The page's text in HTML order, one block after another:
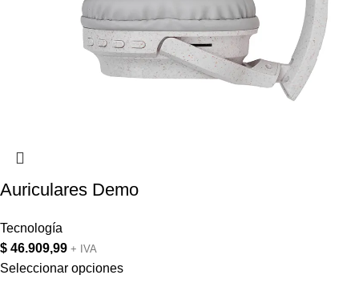
Auriculares Demo
Tecnología
$ 46.909,99 + IVA
Seleccionar opciones